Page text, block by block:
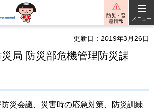
防災・緊
急情報
メニュー
更新日：2019年3月26日
局 防災部危機管理防災課
災会議、災害時の応急対策、防災訓練